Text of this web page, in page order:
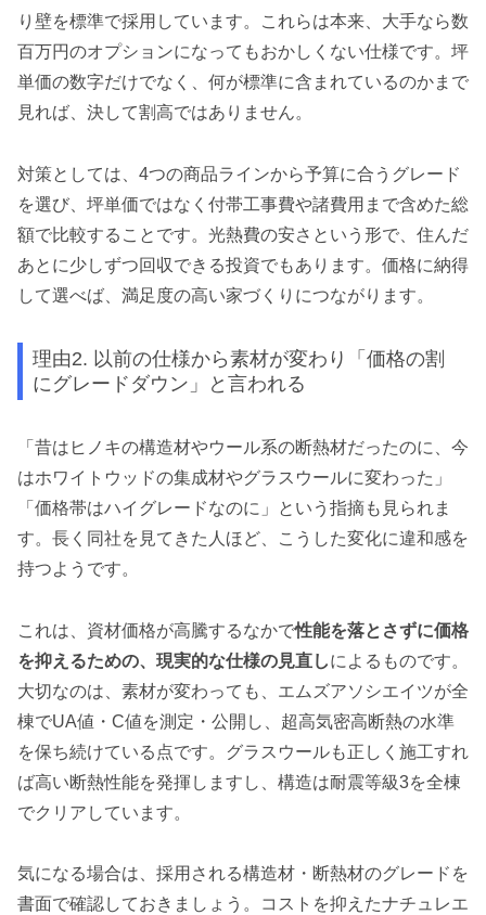
り壁を標準で採用しています。これらは本来、大手なら数
百万円のオプションになってもおかしくない仕様です。坪
単価の数字だけでなく、何が標準に含まれているのかまで
見れば、決して割高ではありません。
対策としては、4つの商品ラインから予算に合うグレード
を選び、坪単価ではなく付帯工事費や諸費用まで含めた総
額で比較することです。光熱費の安さという形で、住んだ
あとに少しずつ回収できる投資でもあります。価格に納得
して選べば、満足度の高い家づくりにつながります。
理由2. 以前の仕様から素材が変わり「価格の割
にグレードダウン」と言われる
「昔はヒノキの構造材やウール系の断熱材だったのに、今
はホワイトウッドの集成材やグラスウールに変わった」
「価格帯はハイグレードなのに」という指摘も見られま
す。長く同社を見てきた人ほど、こうした変化に違和感を
持つようです。
これは、資材価格が高騰するなかで性能を落とさずに価格
を抑えるための、現実的な仕様の見直しによるものです。
大切なのは、素材が変わっても、エムズアソシエイツが全
棟でUA値・C値を測定・公開し、超高気密高断熱の水準
を保ち続けている点です。グラスウールも正しく施工すれ
ば高い断熱性能を発揮しますし、構造は耐震等級3を全棟
でクリアしています。
気になる場合は、採用される構造材・断熱材のグレードを
書面で確認しておきましょう。コストを抑えたナチュレエ